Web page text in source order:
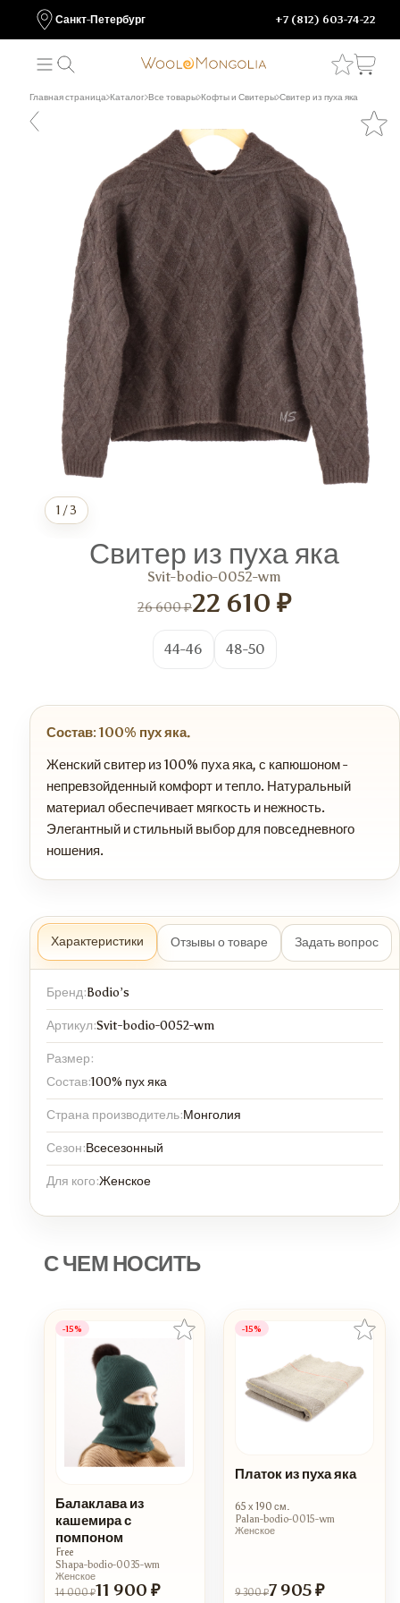
Санкт-Петербург +7 (812) 603-74-22
Главная страница Каталог Все товары Кофты и Свитеры Свитер из пуха яка
1 /3
Свитер из пуха яка
Svit-bodio-0052-wm
26 600 ₽22 610 ₽
44-46 48-50
Состав: 100% пух яка.
Женский свитер из 100% пуха яка, с капюшоном -
непревзойденный комфорт и тепло. Натуральный
материал обеспечивает мягкость и нежность.
Элегантный и стильный выбор для повседневного
ношения.
Характеристики Отзывы о товаре Задать вопрос
Бренд:Bodio’s
Артикул:Svit-bodio-0052-wm
Размер:
Состав:100% пух яка
Страна производитель:Монголия
Сезон:Всесезонный
Для кого:Женское
С ЧЕМ НОСИТЬ
Балаклава из
кашемира с
помпоном
Free
Shapa-bodio-0035-wm
Женское
14 000 ₽11 900 ₽
-15%
Платок из пуха яка
65 х 190 см.
Palan-bodio-0015-wm
Женское
9 300 ₽7 905 ₽
-15%